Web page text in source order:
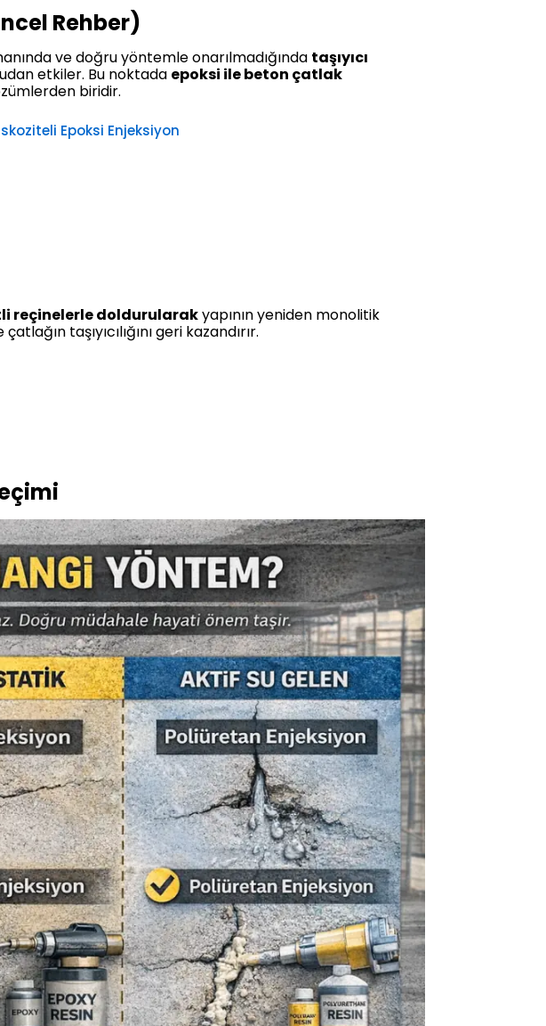
Rehber)
ve doğru yöntemle onarılmadığında taşıyıcı
etkiler. Bu noktada epoksi ile beton çatlak
biridir.
Epoksi Enjeksiyon
reçinelerle doldurularakyapının yeniden monolitik
taşıyıcılığını geri kazandırır.